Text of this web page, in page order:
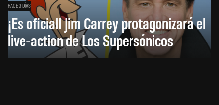
HACE 3 DÍAS
¡Es oficial! Jim Carrey protagonizará el
live-action de Los Supersónicos